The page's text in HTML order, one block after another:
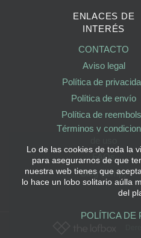
ENLACES DE
INTERÉS
CONTACTO
Aviso legal
Política de
Política de envío
Política de
Términos y
FAQs
Blog (temp)
Lo de las cookies de toda la
para asegurarnos de que
nuestra web tienes que
lo hace un lobo solitario aúlla
del
POLÍTICA DE